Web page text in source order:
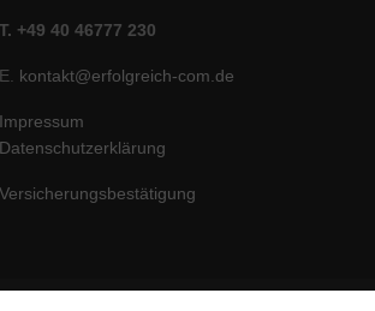
T. +49 40 46777 230
E. kontakt@erfolgreich-com.de
Impressum
Datenschutzerklärung
Versicherungsbestätigung